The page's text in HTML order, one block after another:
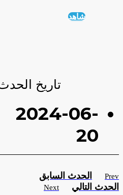
شاهد
تاريخ
2024-06-
20
Prev
الحدث السابق
الحدث التالي
Next